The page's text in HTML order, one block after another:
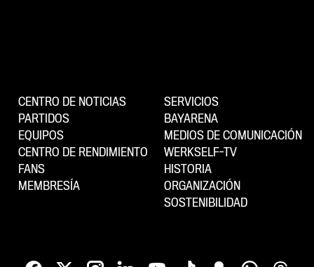
CENTRO DE NOTICIAS
PARTIDOS
EQUIPOS
CENTRO DE RENDIMIENTO
FANS
MEMBRESÍA
SERVICIOS
BAYARENA
MEDIOS DE COMUNICACIÓN
WERKSELF-TV
HISTORIA
ORGANIZACIÓN
SOSTENIBILIDAD